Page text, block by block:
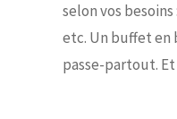
selon vos
etc. Un buffet en
passe-partout. Et